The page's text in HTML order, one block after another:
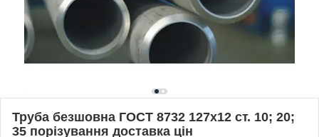
Труба безшовна ГОСТ 8732 127х12 ст. 10; 20;
35 порізування доставка цін